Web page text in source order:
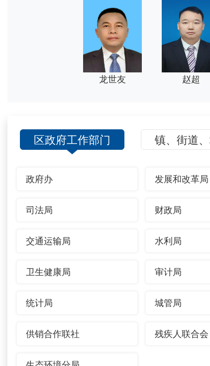
龙世友 赵超
区政府工作部门 镇、街道
政府办 发展和改革局
司法局 财政局
交通运输局 水利局
卫生健康局 审计局
统计局 城管局
供销合作联社 残疾人联合会